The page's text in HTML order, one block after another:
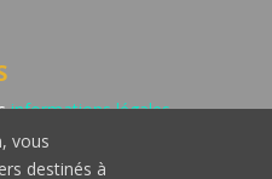
informations légales
du site de la
l’Artisanat du Lot.
vous
destinés à